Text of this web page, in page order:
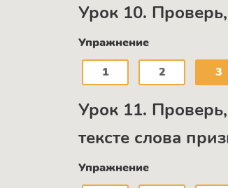
Урок 10.
Упражнение
1
2 3
Урок 11.
тексте слова
Упражнение